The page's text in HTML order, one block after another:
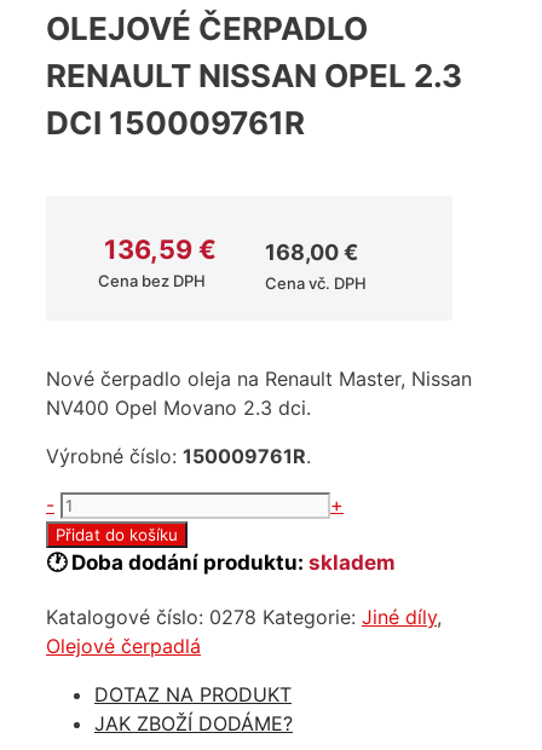
OLEJOVÉ ČERPADLO
RENAULT NISSAN OPEL 2.3
DCI 150009761R
136,59€
Cena bez DPH
168,00€
Cena vč. DPH
Nové čerpadlo oleja na Renault Master, Nissan
NV400 Opel Movano 2.3 dci.
Výrobné číslo: 150009761R.
- OLEJOVÉ
ČERPADLO
RENAULT
OPEL
2.3
150009761R
množství
+
Přidat do košíku
🕐 Doba dodání produktu: skladem
Katalogové číslo: 0278 Kategorie: Jiné díly,
Olejové čerpadlá
DOTAZ NA PRODUKT
JAK ZBOŽÍ DODÁME?